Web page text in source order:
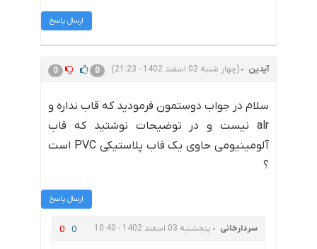
ارسال پاسخ
آیدین (چهار شنبه 02 اسفند 1402 - 21:23) 0 0
سلام در جواب دوستمون فرمودید که قاب نداره و
alr نیست و در توضیحات نوشتید که قاب
آلومینیومی حاوی یک قاب پلاستیکی PVC است
؟
ارسال پاسخ
سردارخانی پنجشنبه 03 اسفند 1402 - 10:40 0 0